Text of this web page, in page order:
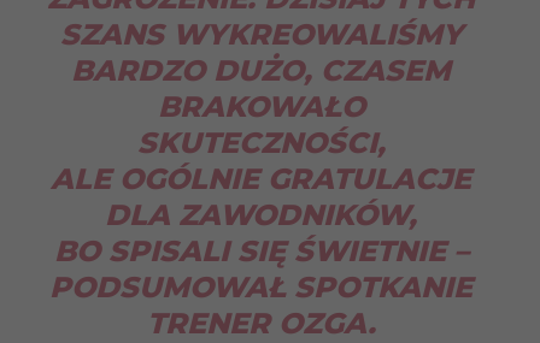
SZANS WYKREOWALIŚMY
BARDZO DUŻO, CZASEM
BRAKOWAŁO
SKUTECZNOŚCI,
ALE OGÓLNIE GRATULACJE
DLA ZAWODNIKÓW,
BO SPISALI SIĘ ŚWIETNIE–
PODSUMOWAŁ SPOTKANIE
TRENER OZGA.